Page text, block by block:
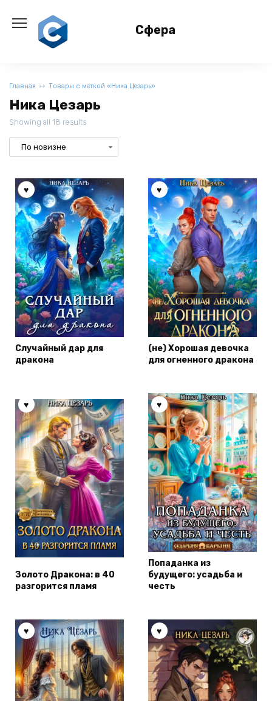
содержанию
Сфера
Главная Товары с меткой «Ника Цезарь»
Ника Цезарь
Showing all 18 results
Случайный дар для
дракона
(не) Хорошая девочка
для огненного дракона
Золото Дракона: в 40
разгорится пламя
Попаданка из
будущего: усадьба и
честь